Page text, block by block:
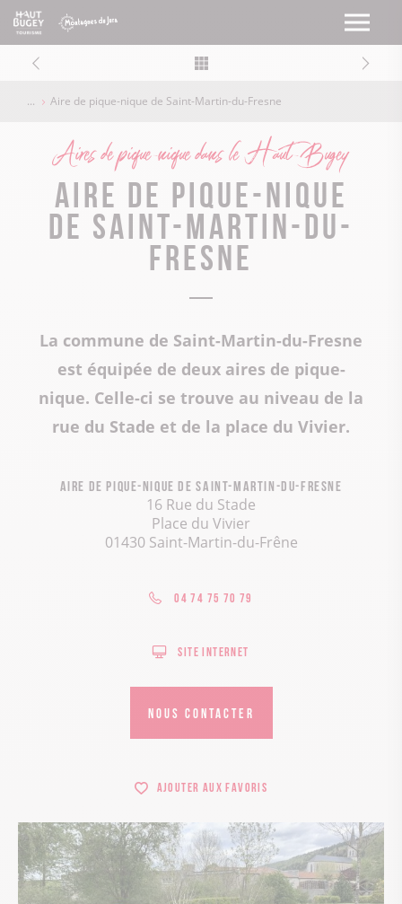
Aire de pique-nique de Saint-Martin-du-Fresne
Aires de pique-nique dans le Haut-Bugey
Aire de pique-nique
de Saint-Martin-du-
Fresne
La commune de Saint-Martin-du-Fresne
est équipée de deux aires de pique-
nique. Celle-ci se trouve au niveau de la
rue du Stade et de la place du Vivier.
Aire de pique-nique de Saint-Martin-du-Fresne
16 Rue du Stade
Place du Vivier
01430 Saint-Martin-du-Frêne
04 74 75 70 79
Site internet
NOUS CONTACTER
Ajouter aux favoris